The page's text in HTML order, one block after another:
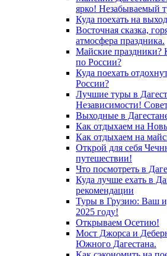
ярко! Незабываемый
Куда поехать на
Восточная сказка,
атмосфера праздника.
Майские праздники?
по России?
Куда поехать
России?
Лучшие туры в
Независимости!
Выходные в
Как отдыхаем на
Как отдыхаем на
Открой для себя
путешествии!
Что посмотреть в
Куда лучше ехать в
рекомендации
Туры в Грузию: Ваш
2025 году!
Открываем Осетию!
Мост Джорса и
Южного Дагестана.